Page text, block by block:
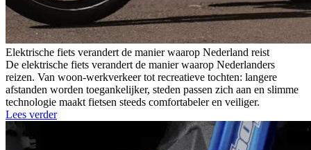
Elektrische fiets verandert de manier waarop Nederland reist
De elektrische fiets verandert de manier waarop Nederlanders
reizen. Van woon-werkverkeer tot recreatieve tochten: langere
afstanden worden toegankelijker, steden passen zich aan en slimme
technologie maakt fietsen steeds comfortabeler en veiliger.
Lees verder